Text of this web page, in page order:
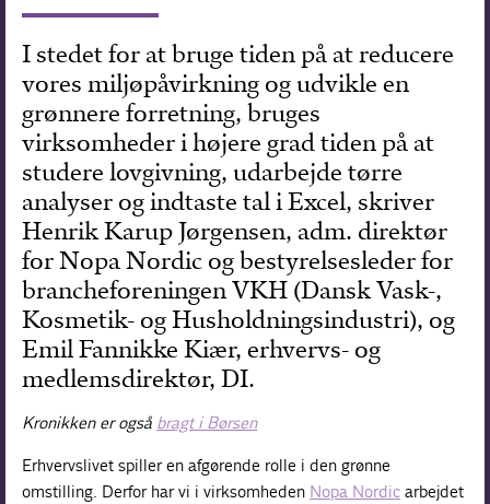
I stedet for at bruge tiden på at reducere
vores miljøpåvirkning og udvikle en
grønnere forretning, bruges
virksomheder i højere grad tiden på at
studere lovgivning, udarbejde tørre
analyser og indtaste tal i Excel, skriver
Henrik Karup Jørgensen, adm. direktør
for Nopa Nordic og bestyrelsesleder for
brancheforeningen VKH (Dansk Vask-,
Kosmetik- og Husholdningsindustri), og
Emil Fannikke Kiær, erhvervs- og
medlemsdirektør, DI.
Kronikken er også bragt i Børsen
Erhvervslivet spiller en afgørende rolle i den grønne
omstilling. Derfor har vi i virksomheden Nopa Nordic arbejdet